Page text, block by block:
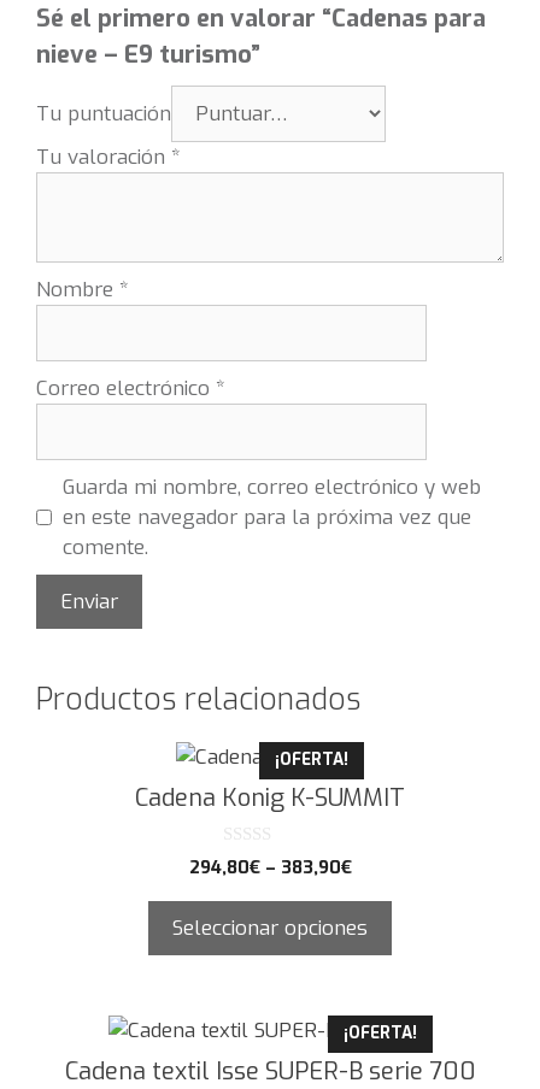
Sé el primero en valorar “Cadenas para
nieve – E9 turismo”
Tu puntuación
Tu valoración *
Nombre *
Correo electrónico *
Guarda mi nombre, correo electrónico y web
en este navegador para la próxima vez que
comente.
Productos relacionados
¡OFERTA!
Cadena Konig K-SUMMIT
0
d
294,80€– 383,90€
Seleccionar opciones
¡OFERTA!
Cadena textil Isse SUPER-B serie 700